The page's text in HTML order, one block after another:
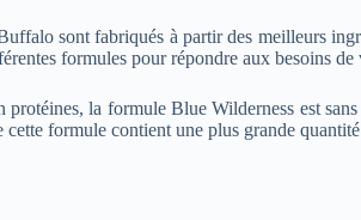
sont fabriqués à partir des meilleurs
formules pour répondre aux besoins de
protéines, la formule Blue Wilderness est
cette formule contient une plus grande